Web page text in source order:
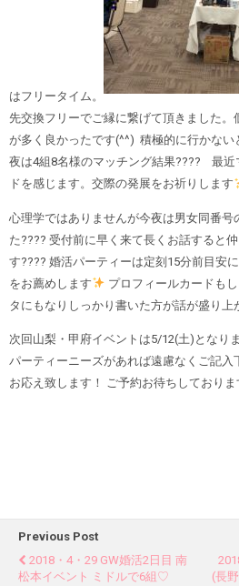
はフリータイム。
先交換フリーでご縁に繋げて頂きました
が多く良かったです(^^) 積極的に行かな
夜は4組8名様のマッチング結果???? 最近
ドを感じます。 交際の発展をお祈りします
心理学ではありませんが今夜は男女同番号
た???? 受付前に早く来て長くお話すると
す???? 婚活パーティーは定刻15分前目安
をお薦めします
プロフィールカードも
タにもなりしっかり書いた方が話が盛り上
次回山梨・甲府イベントは5/12(土)となり
パーティーニーズがあれば遠慮なくご記入
お応え致します！ ご予約お待ちしておりま
Previous Post
2018・4・29 GW婚活2日目 南
松本イベント ミドルで6組♡
(長